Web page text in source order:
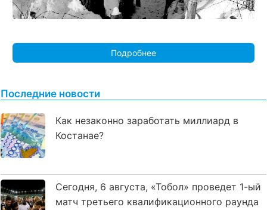
Подробнее
Последние новости
Как незаконно заработать миллиард в
Костанае?
Сегодня, 6 августа, «Тобол» проведет 1-ый
матч третьего квалификационного раунда